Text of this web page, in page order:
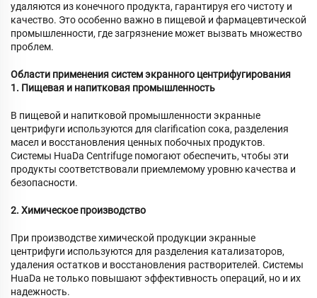
удаляются из конечного продукта, гарантируя его чистоту и
качество. Это особенно важно в пищевой и фармацевтической
промышленности, где загрязнение может вызвать множество
проблем.
Области применения систем экранного центрифугирования
1. Пищевая и напитковая промышленность
В пищевой и напитковой промышленности экранные
центрифуги используются для clarification сока, разделения
масел и восстановления ценных побочных продуктов.
Системы HuaDa Centrifuge помогают обеспечить, чтобы эти
продукты соответствовали приемлемому уровню качества и
безопасности.
2. Химическое производство
При производстве химической продукции экранные
центрифуги используются для разделения катализаторов,
удаления остатков и восстановления растворителей. Системы
HuaDa не только повышают эффективность операций, но и их
надежность.